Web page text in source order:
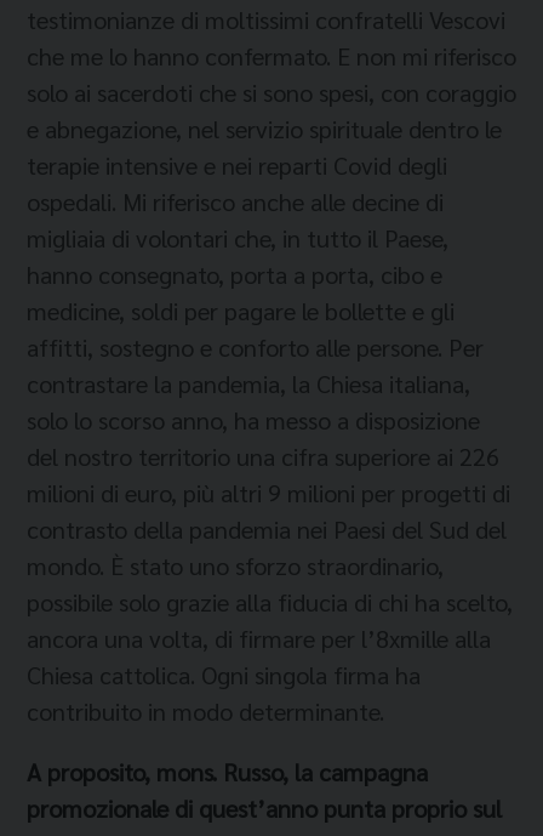
testimonianze di moltissimi confratelli Vescovi
che me lo hanno confermato. E non mi riferisco
solo ai sacerdoti che si sono spesi, con coraggio
e abnegazione, nel servizio spirituale dentro le
terapie intensive e nei reparti Covid degli
ospedali. Mi riferisco anche alle decine di
migliaia di volontari che, in tutto il Paese,
hanno consegnato, porta a porta, cibo e
medicine, soldi per pagare le bollette e gli
affitti, sostegno e conforto alle persone. Per
contrastare la pandemia, la Chiesa italiana,
solo lo scorso anno, ha messo a disposizione
del nostro territorio una cifra superiore ai 226
milioni di euro, più altri 9 milioni per progetti di
contrasto della pandemia nei Paesi del Sud del
mondo. È stato uno sforzo straordinario,
possibile solo grazie alla fiducia di chi ha scelto,
ancora una volta, di firmare per l’8xmille alla
Chiesa cattolica. Ogni singola firma ha
contribuito in modo determinante.
A proposito, mons. Russo, la campagna
promozionale di quest’anno punta proprio sul